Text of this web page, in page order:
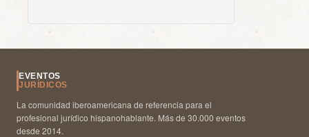
EVENTOS
JURÍDICOS
La comunidad iberoamericana de referencia para el
profesional jurídico hispanohablante. Más de 30.000 eventos
desde 2014.